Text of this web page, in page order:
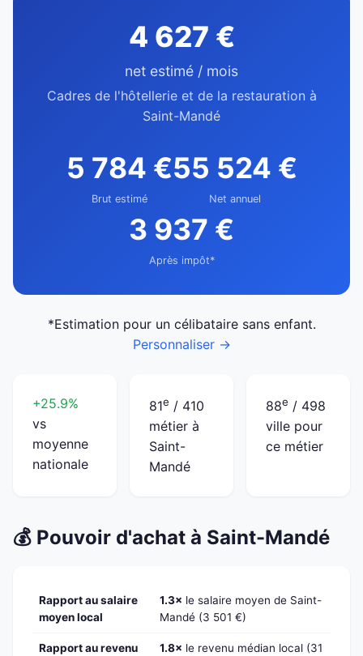
4 627 €
net estimé / mois
Cadres de l'hôtellerie et de la restauration à
Saint-Mandé
5 784 €
Brut estimé
55 524 €
Net annuel
3 937 €
Après impôt*
*Estimation pour un célibataire sans enfant.
Personnaliser →
+25.9%
vs
moyenne
nationale
81e / 410
métier à
Saint-
Mandé
88e / 498
ville pour
ce métier
💰 Pouvoir d'achat à Saint-Mandé
Rapport au salaire
moyen local
1.3× le salaire moyen de Saint-
Mandé (3 501 €)
Rapport au revenu
1.8× le revenu médian local (31